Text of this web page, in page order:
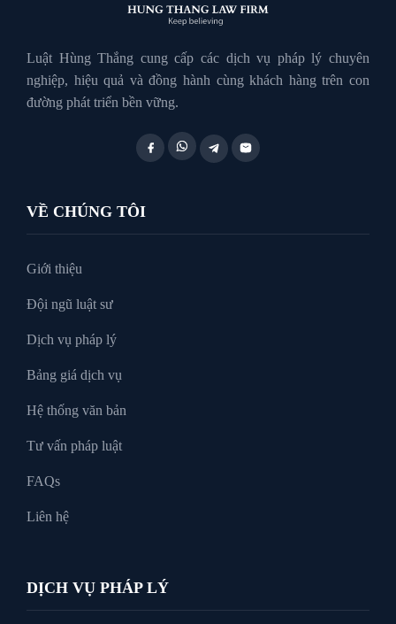
Luật Hôn Nhân Gia Đình
Xin tại ngoại
Luật Hùng Thắng cung cấp các dịch vụ pháp lý chuyên
nghiệp, hiệu quả và đồng hành cùng khách hàng trên con
đường phát triển bền vững.
VỀ CHÚNG TÔI
Giới thiệu
Đội ngũ luật sư
Dịch vụ pháp lý
Bảng giá dịch vụ
Hệ thống văn bản
Tư vấn pháp luật
FAQs
Liên hệ
DỊCH VỤ PHÁP LÝ